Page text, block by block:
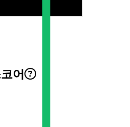
어